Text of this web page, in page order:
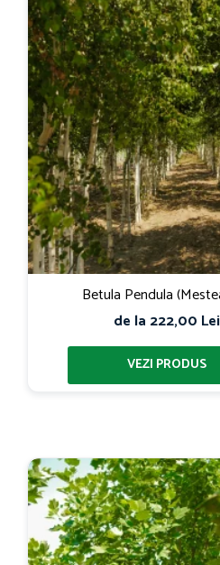
Despre noiContact
Betula Pendula
de la 222,00 Lei